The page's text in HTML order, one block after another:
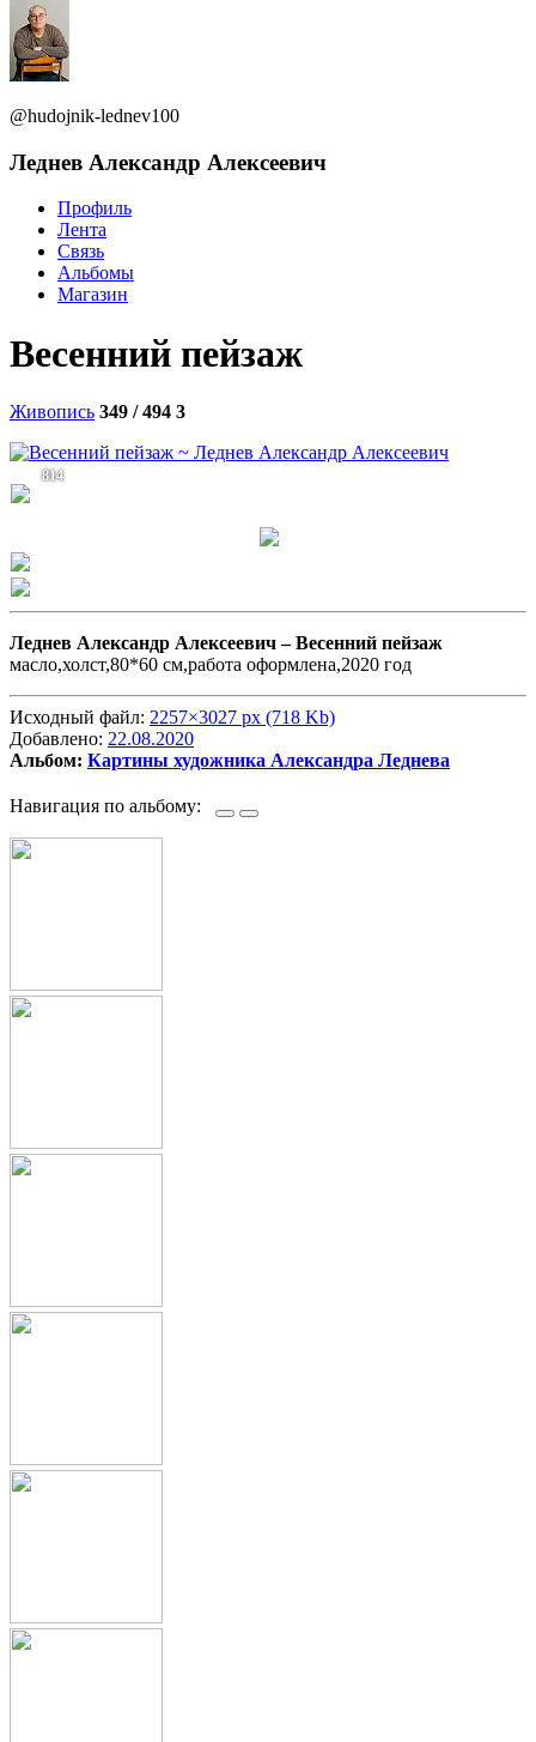
@hudojnik-lednev100
Леднев Александр Алексеевич
Профиль
Лента
Связь
Альбомы
Магазин
Весенний пейзаж
Живопись 349 / 494 3
814
Леднев Александр Алексеевич –Весенний пейзаж
масло,холст,80*60 см,работа оформлена,2020 год
Исходный файл: 2257×3027 px (718 Kb)
Добавлено: 22.08.2020
Альбом: Картины художника Александра Леднева
Навигация по альбому: